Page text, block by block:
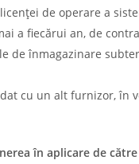
de operare a
a fiecărui an, de
de înmagazinare
cu un alt furnizor, în
în aplicare de